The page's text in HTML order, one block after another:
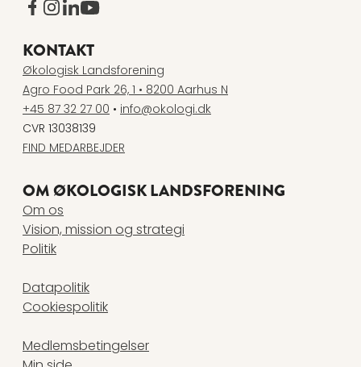
www.facebook.com
www.instagram.com
www.linkedin.com
www.youtube.com
KONTAKT
Økologisk Landsforening
Agro Food Park 26, 1 • 8200 Aarhus N
+45 87 32 27 00 • info@okologi.dk
CVR 13038139
FIND MEDARBEJDER
OM ØKOLOGISK LANDSFORENING
Om os
Vision, mission og strategi
Politik
Datapolitik
Cookiespolitik
Medlemsbetingelser